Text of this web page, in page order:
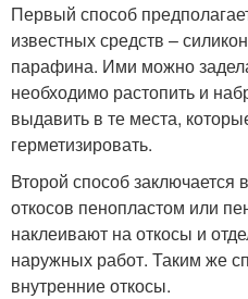
Первый способ
известных средств –
парафина. Ими можно
необходимо растопить и
выдавить в те места,
герметизировать.
Второй способ заключается
откосов пенопластом или
наклеивают на откосы и
наружных работ. Таким же
внутренние откосы.